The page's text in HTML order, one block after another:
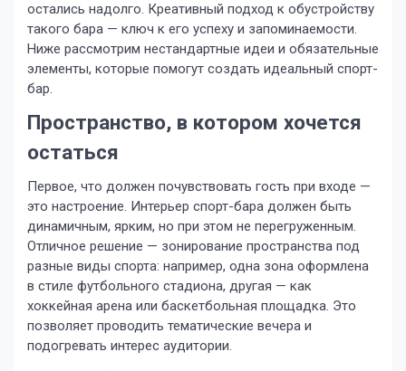
остались надолго. Креативный подход к обустройству
такого бара — ключ к его успеху и запоминаемости.
Ниже рассмотрим нестандартные идеи и обязательные
элементы, которые помогут создать идеальный спорт-
бар.
Пространство, в котором хочется
остаться
Первое, что должен почувствовать гость при входе —
это настроение. Интерьер спорт-бара должен быть
динамичным, ярким, но при этом не перегруженным.
Отличное решение — зонирование пространства под
разные виды спорта: например, одна зона оформлена
в стиле футбольного стадиона, другая — как
хоккейная арена или баскетбольная площадка. Это
позволяет проводить тематические вечера и
подогревать интерес аудитории.